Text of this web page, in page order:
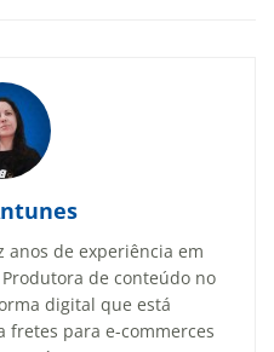
anos de experiência em
de conteúdo no
digital que está
fretes para e-commerces